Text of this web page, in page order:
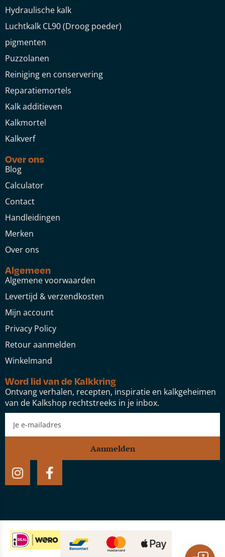
Hydraulische kalk
Luchtkalk CL90 (Droog poeder)
pigmenten
Puzzolanen
Reiniging en conservering
Reparatiemortels
Kalk additieven
Kalkmortel
Kalkverf
Over ons
Blog
Calculator
Contact
Handleidingen
Merken
Over ons
Algemeen
Algemene voorwaarden
Levertijd & verzendkosten
Mijn account
Privacy Policy
Retour aanmelden
Winkelmand
Word lid van de Kalkkring
Ontvang verhalen, recepten, inspiratie en kalkgeheimen
van de Kalkshop rechtstreeks in je inbox.
Aanmelden